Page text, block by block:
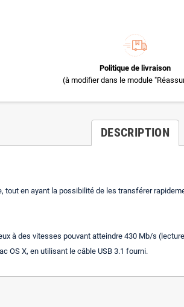
Politique de livraison
(à modifier dans le module
DESCRIPTION
tout en ayant la possibilité de les transférer
à des vitesses pouvant atteindre 430 Mb/s
OS X, en utilisant le câble USB 3.1 fourni.